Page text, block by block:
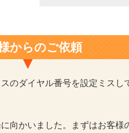
からのご依頼
のダイヤル番号を設定ミスし
向かいました。まずはお客様